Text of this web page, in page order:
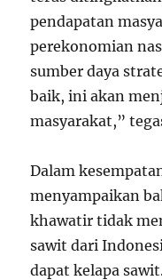
pendapatan
perekonomian
sumber daya
baik, ini akan
masyarakat,”
Dalam
menyampaikan
khawatir tidak
sawit dari
dapat kelapa